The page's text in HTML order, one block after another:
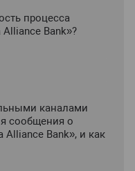
процесса
Bank»?
каналами
сообщения о
Bank», и как